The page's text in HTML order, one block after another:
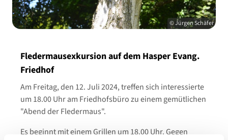
© Jürgen Schäfer
Fledermausexkursion auf dem Hasper Evang.
Friedhof
Am Freitag, den 12. Juli 2024, treffen sich interessierte
um 18.00 Uhr am Friedhofsbüro zu einem gemütlichen
"Abend der Fledermaus".
Es beginnt mit einem Grillen um 18.00 Uhr. Gegen